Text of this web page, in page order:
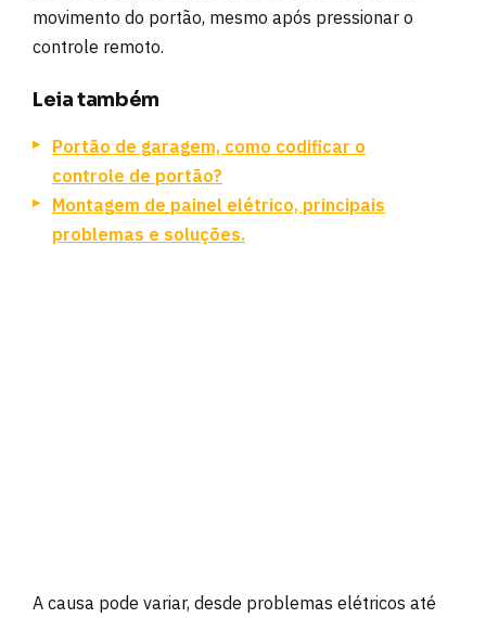
movimento do portão, mesmo após pressionar o
controle remoto.
Leia também
Portão de garagem, como codificar o
controle de portão?
Montagem de painel elétrico, principais
problemas e soluções.
A causa pode variar, desde problemas elétricos até